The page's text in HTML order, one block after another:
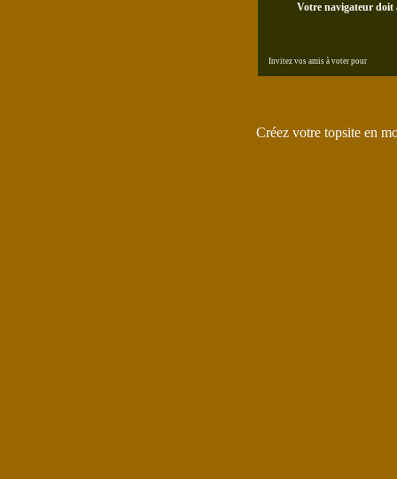
Votre navigateur doit
Invitez vos amis à voter pour
Créez votre topsite en